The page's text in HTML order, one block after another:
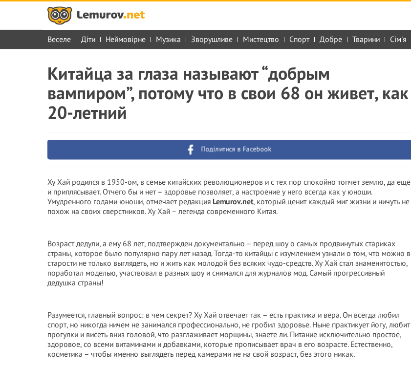
Веселе Діти Неймовірне Музика Зворушливе Мистецтво Спорт Добре Тварини Сім'я
Китайца за глаза называют “добрым
вампиром”, потому что в свои 68 он живет, как
20-летний
Поділитися в Facebook
Ху Хай родился в 1950-ом, в семье китайских революционеров и с тех пор спокойно топчет землю, да еще
и приплясывает. Отчего бы и нет – здоровье позволяет, а настроение у него всегда как у юноши.
Умудренного годами юноши, отмечает редакция Lemurov.net, который ценит каждый миг жизни и ничуть не
похож на своих сверстников. Ху Хай – легенда современного Китая.
Возраст дедули, а ему 68 лет, подтвержден документально – перед шоу о самых продвинутых стариках
страны, которое было популярно пару лет назад. Тогда-то китайцы с изумлением узнали о том, что можно в
старости не только выглядеть, но и жить как молодой без всяких чудо-средств. Ху Хай стал знаменитостью,
поработал моделью, участвовал в разных шоу и снимался для журналов мод. Самый прогрессивный
дедушка страны!
Разумеется, главный вопрос: в чем секрет? Ху Хай отвечает так – есть практика и вера. Он всегда любил
спорт, но никогда ничем не занимался профессионально, не гробил здоровье. Ныне практикует йогу, любит
прогулки и висеть вниз головой, что разглаживает морщины, знаете ли. Питание исключительно простое,
здоровое, со всеми витаминами и добавками, которые прописывает врач в его возрасте. Естественно,
косметика – чтобы именно выглядеть перед камерами не на свой возраст, без этого никак.